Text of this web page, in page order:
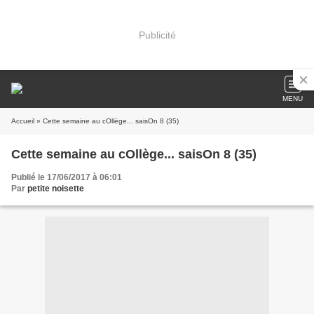
Publicité
MENU
Accueil » Cette semaine au cOllège... saisOn 8 (35)
Cette semaine au cOllège... saisOn 8 (35)
Publié le 17/06/2017 à 06:01
Par petite noisette